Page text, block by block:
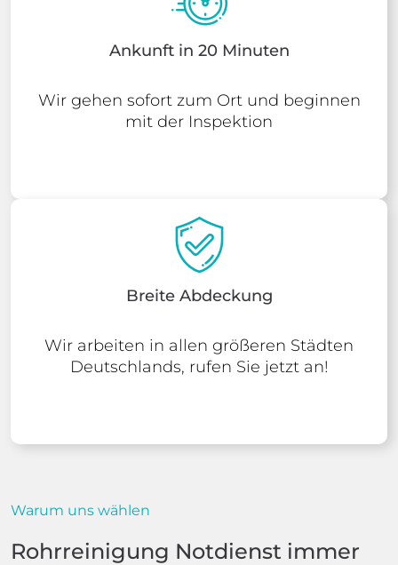
Ankunft in 20 Minuten
Wir gehen sofort zum Ort und beginnen
mit der Inspektion
Breite Abdeckung
Wir arbeiten in allen größeren Städten
Deutschlands, rufen Sie jetzt an!
Warum uns wählen
Rohrreinigung Notdienst immer